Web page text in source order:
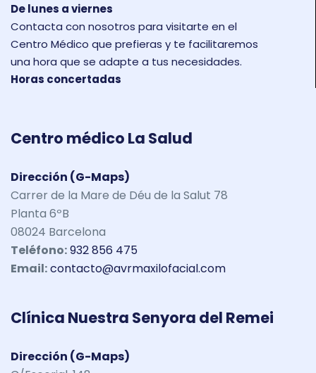
De lunes a viernes
Contacta con nosotros para visitarte en el
Centro Médico que prefieras y te facilitaremos
una hora que se adapte a tus necesidades.
Horas concertadas
Centro médico La Salud
Dirección (G-Maps)
Carrer de la Mare de Déu de la Salut 78
Planta 6ºB
08024 Barcelona
Teléfono:932 856 475
Email:contacto@avrmaxilofacial.com
Clínica Nuestra Senyora del Remei
Dirección (G-Maps)